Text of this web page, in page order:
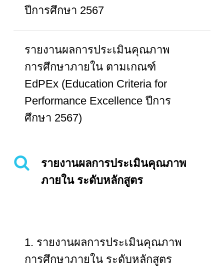
ปีการศึกษา 2567
รายงานผลการประเมินคุณภาพ
การศึกษาภายใน ตามเกณฑ์
EdPEx (Education Criteria for
Performance Excellence ปีการ
ศึกษา 2567)
รายงานผลการประเมินคุณภาพ
ภายใน ระดับหลักสูตร
1. รายงานผลการประเมินคุณภาพ
การศึกษาภายใน ระดับหลักสูตร